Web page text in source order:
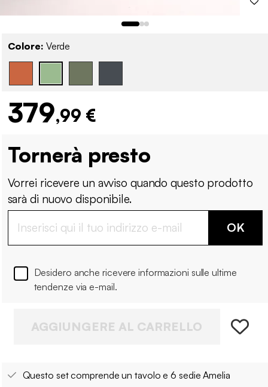
Colore: Verde
379,99 €
Tornerà presto
Vorrei ricevere un avviso quando questo prodotto
sarà di nuovo disponibile.
OK
Desidero anche ricevere informazioni sulle ultime
tendenze via e-mail.
AGGIUNGERE AL CARRELLO
Questo set comprende un tavolo e 6 sedie Amelia